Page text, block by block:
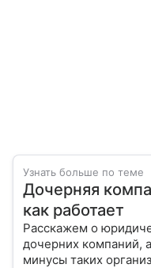
Узнать больше по теме
Дочерняя
как работает
Расскажем о
дочерних компаний,
минусы таких